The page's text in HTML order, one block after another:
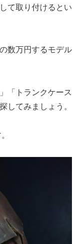
て取り付けるとい
数万円するモデル
「トランクケース
してみましょう。